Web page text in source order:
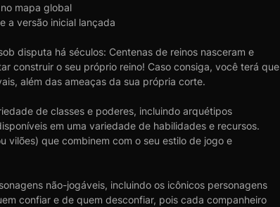
mapa global
a versão inicial lançada
disputa há séculos: Centenas de reinos nasceram e
construir o seu próprio reino! Caso consiga, você terá que
além das ameaças da sua própria corte.
de classes e poderes, incluindo arquétipos
em uma variedade de habilidades e recursos.
vilões) que combinem com o seu estilo de jogo e
não-jogáveis, incluindo os icônicos personagens
confiar e de quem desconfiar, pois cada companheiro